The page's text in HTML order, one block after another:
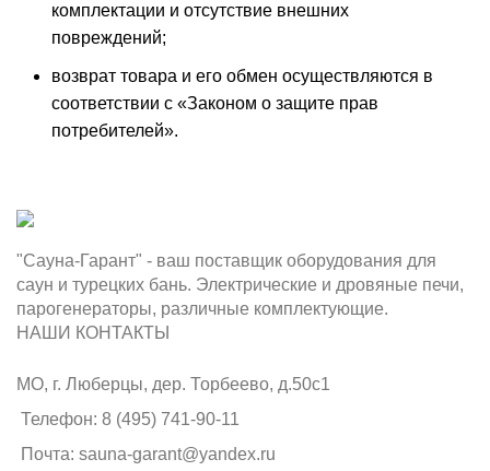
комплектации и отсутствие внешних
повреждений;
возврат товара и его обмен осуществляются в
соответствии с «Законом о защите прав
потребителей».
"Сауна-Гарант" - ваш поставщик оборудования для
саун и турецких бань. Электрические и дровяные печи,
парогенераторы, различные комплектующие.
НАШИ КОНТАКТЫ
МО, г. Люберцы, дер. Торбеево, д.50с1
Телефон: 8 (495) 741-90-11
Почта: sauna-garant@yandex.ru